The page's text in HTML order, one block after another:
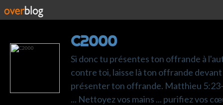
C2000
Si donc tu présentes ton offrande à
contre toi, laisse là ton offrande
présenter ton offrande. Matthieu 5:23-
... Nettoyez vos mains ... purifiez vos